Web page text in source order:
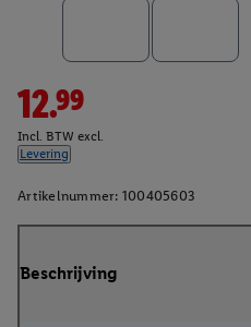
12.99
Incl. BTW excl.
Levering
Artikelnummer: 100405603
Beschrijving